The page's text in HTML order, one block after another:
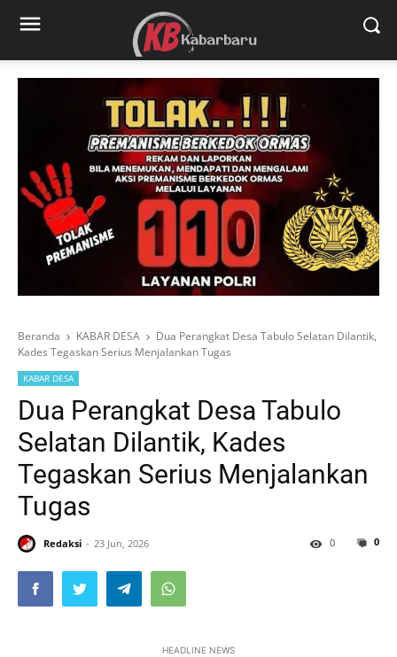
Beranda KABAR DESA
Dua Perangkat Desa Tabulo Selatan Dilantik,
Kades Tegaskan Serius Menjalankan Tugas
KABAR DESA
Dua Perangkat Desa Tabulo
Selatan Dilantik, Kades
Tegaskan Serius Menjalankan
Tugas
Redaksi 23 Jun, 2026 0
0
HEADLINE NEWS